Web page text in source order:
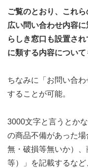
ご覧のとおり、これ
広い問い合わせ内容
らしき窓口も設置さ
に類する内容について
ちなみに「お問い合
することが可能。
3000文字と言うとか
の商品不備があった
無・破損等無いか）
等）」を記載するな